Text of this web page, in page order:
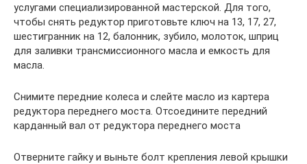
услугами специализированной мастерской. Для того,
чтобы снять редуктор приготовьте ключ на 13, 17, 27,
шестигранник на 12, балонник, зубило, молоток, шприц
для заливки трансмиссионного масла и емкость для
масла.
Снимите передние колеса и слейте масло из картера
редуктора переднего моста. Отсоедините передний
карданный вал от редуктора переднего моста
Отверните гайку и выньте болт крепления левой крышки